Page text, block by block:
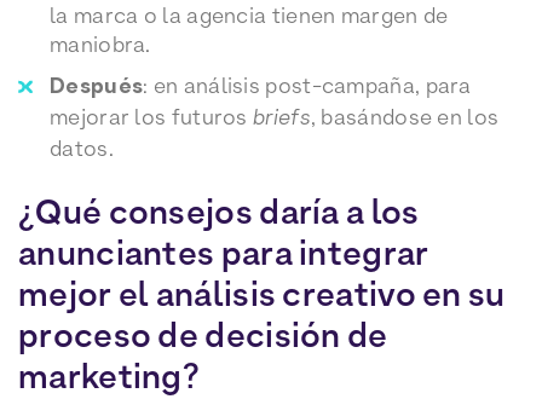
la marca o la agencia tienen margen de
maniobra.
Después: en análisis post-campaña, para
mejorar los futurosbriefs, basándose en los
datos.
¿Qué consejos daría a los
anunciantes para integrar
mejor el análisis creativo en su
proceso de decisión de
marketing?